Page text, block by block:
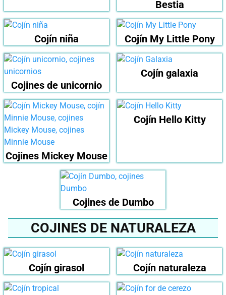
Bestia
Cojín niña Cojín My Little Pony
Cojines de unicornio
Cojín galaxia
Cojines Mickey Mouse
Cojín Hello Kitty
Cojines de Dumbo
COJINES DE NATURALEZA
Cojín girasol Cojín naturaleza